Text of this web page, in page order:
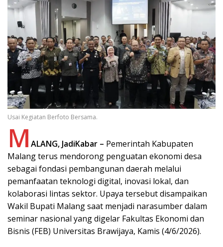
Usai Kegiatan Berfoto Bersama.
M ALANG, JadiKabar – Pemerintah Kabupaten
Malang terus mendorong penguatan ekonomi desa
sebagai fondasi pembangunan daerah melalui
pemanfaatan teknologi digital, inovasi lokal, dan
kolaborasi lintas sektor. Upaya tersebut disampaikan
Wakil Bupati Malang saat menjadi narasumber dalam
seminar nasional yang digelar Fakultas Ekonomi dan
Bisnis (FEB) Universitas Brawijaya, Kamis (4/6/2026).